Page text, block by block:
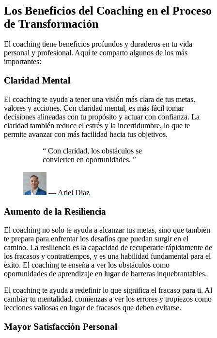
Los Beneficios del Coaching en el Proceso
de Transformación
El coaching tiene beneficios profundos y duraderos en tu vida
personal y profesional. Aquí te comparto algunos de los más
importantes:
Claridad Mental
El coaching te ayuda a tener una visión más clara de tus metas,
valores y acciones. Con claridad mental, es más fácil tomar
decisiones alineadas con tu propósito y actuar con confianza. La
claridad también reduce el estrés y la incertidumbre, lo que te
permite avanzar con más facilidad hacia tus objetivos.
“ Con claridad, los obstáculos se
convierten en oportunidades. ”
— Ariel Diaz
Aumento de la Resiliencia
El coaching no solo te ayuda a alcanzar tus metas, sino que también
te prepara para enfrentar los desafíos que puedan surgir en el
camino. La resiliencia es la capacidad de recuperarte rápidamente de
los fracasos y contratiempos, y es una habilidad fundamental para el
éxito. El coaching te enseña a ver los obstáculos como
oportunidades de aprendizaje en lugar de barreras inquebrantables.
El coaching te ayuda a redefinir lo que significa el fracaso para ti. Al
cambiar tu mentalidad, comienzas a ver los errores y tropiezos como
lecciones valiosas en lugar de fracasos que deben evitarse.
Mayor Satisfacción Personal